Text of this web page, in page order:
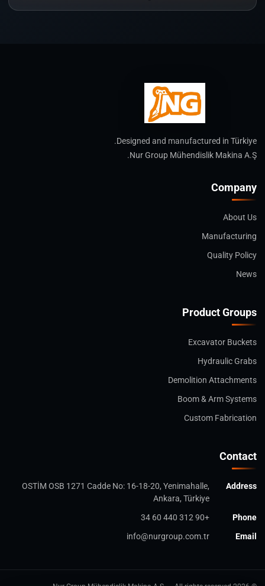
Designed and manufactured in Türkiye.
Nur Group Mühendislik Makina A.Ş.
Company
About Us
Manufacturing
Quality Policy
News
Product Groups
Excavator Buckets
Hydraulic Grabs
Demolition Attachments
Boom & Arm Systems
Custom Fabrication
Contact
Address
OSTİM OSB 1271 Cadde No: 16-18-20, Yenimahalle,
Ankara, Türkiye
Phone
+90 312 440 60 34
Email
info@nurgroup.com.tr